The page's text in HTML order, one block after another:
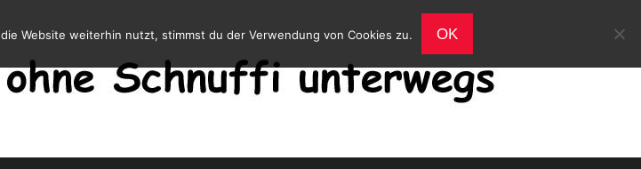
Website weiterhin nutzt, stimmst du der Verwendung von Cookies zu. OK